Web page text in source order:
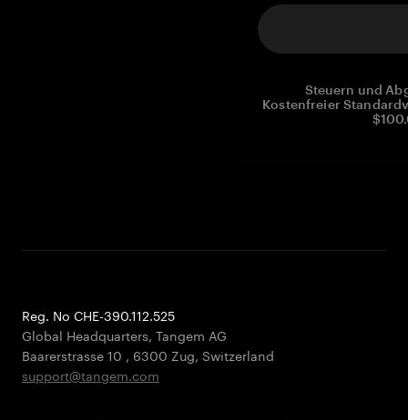
Steuern und
Kostenfreier
Reg. No CHE-390.112.525
Global Headquarters, Tangem AG
Baarerstrasse 10 , 6300 Zug, Switzerland
support@tangem.com